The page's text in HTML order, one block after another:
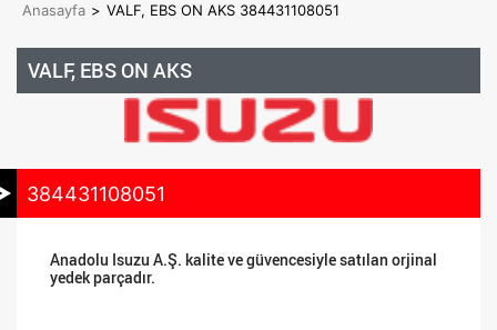
Anasayfa > VALF, EBS ON AKS 384431108051
VALF, EBS ON AKS
384431108051
Anadolu Isuzu A.Ş. kalite ve güvencesiyle satılan orjinal
yedek parçadır.